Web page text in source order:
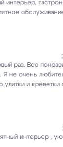
интерьер,
раз. Все
Я не очень
улитки и креветки
интерьер ,